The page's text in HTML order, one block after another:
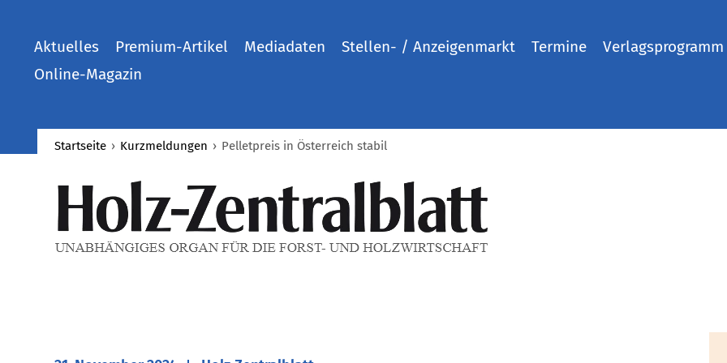
Aktuelles Premium-Artikel Mediadaten Stellen- / Anzeigenmarkt Termine
Verlagsprogramm
Online-Magazin
Startseite › Kurzmeldungen › Pelletpreis in Österreich stabil